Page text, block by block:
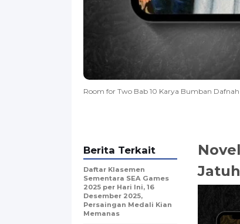
Room for Two Bab 10 Karya Bumban Dafnah
Berita Terkait
Daftar Klasemen
Sementara SEA Games
2025 per Hari Ini, 16
Desember 2025,
Persaingan Medali Kian
Memanas